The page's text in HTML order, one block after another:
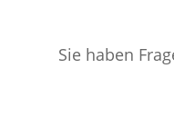
Sie haben